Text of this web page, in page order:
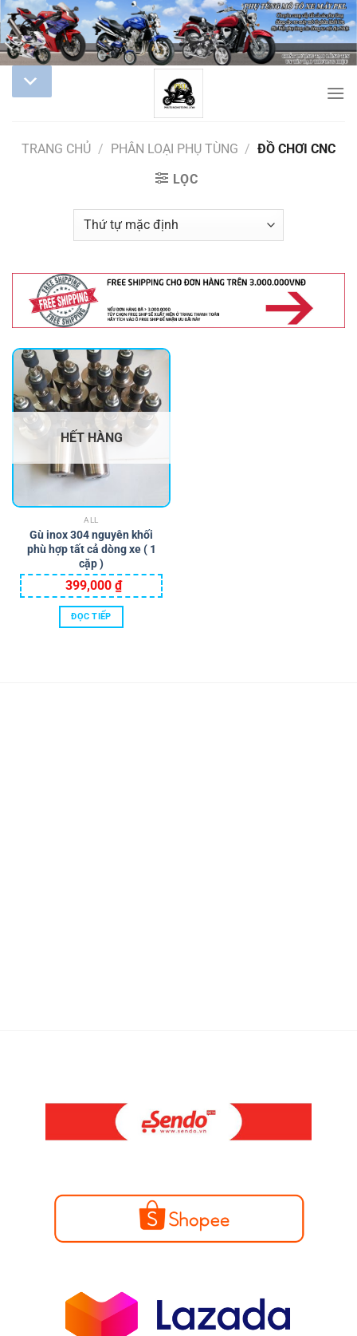
TRANG CHỦ / PHÂN LOẠI PHỤ TÙNG / ĐỒ CHƠI CNC
LỌC
HẾT HÀNG
ALL
Gù inox 304 nguyên khối
phù hợp tất cả dòng xe ( 1
cặp )
399,000 ₫
ĐỌC TIẾP